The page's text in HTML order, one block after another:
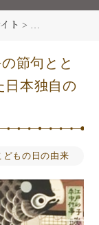
ト > 五月人形コラム
節句とと
日本独自の
どもの日の由来